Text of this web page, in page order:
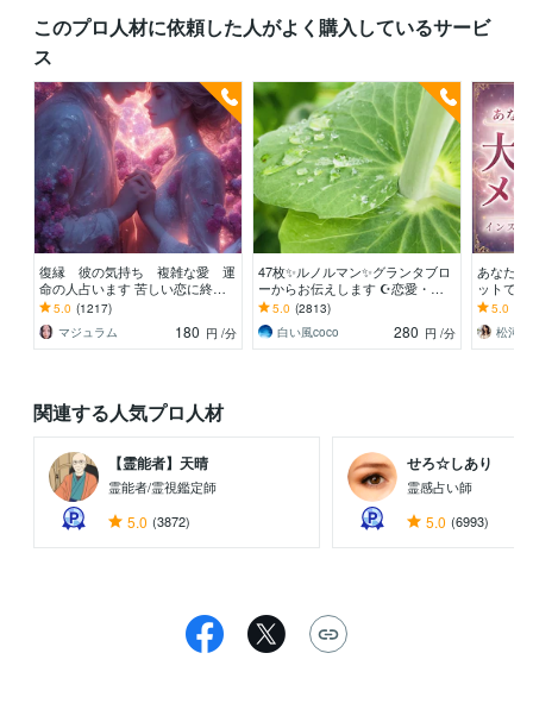
このプロ人材に依頼した人がよく購入しているサービ
ス
復縁 彼の気持ち 複雑な愛 運
命の人占います 苦しい恋に終止
符を。霊視とカードで二人の未来
を魔女が読み解く
5.0 (1217)
マジュラム
180 円 /分
47枚✨ルノルマン✨グランタブロ
ーからお伝えします ☪️恋愛・仕
事・人間関係✨ルノルマン1度試
してみませんか✡️
5.0 (2813)
白い風coco
280 円 /分
あなた
ットで
リピー
事/家族/
5.0
関連する人気プロ人材
【霊能者】天晴
霊能者/霊視鑑定師
5.0 (3872)
せろ☆しあり
霊感占い師
5.0 (6993)